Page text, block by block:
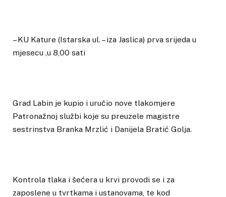
– KU Kature (Istarska ul. – iza Jaslica) prva srijeda u
mjesecu ,u 8,00 sati
Grad Labin je kupio i uručio nove tlakomjere
Patronažnoj službi koje su preuzele magistre
sestrinstva Branka Mrzlić i Danijela Bratić Golja.
Kontrola tlaka i šećera u krvi provodi se i za
zaposlene u tvrtkama i ustanovama, te kod